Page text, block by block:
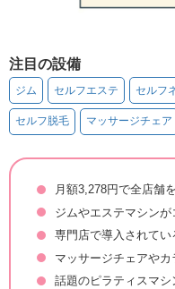
注目の設備
ジム セルフエステ セルフ
セルフ脱毛 マッサージチェア
月額3,278円で全店舗
ジムやエステマシン
専門店で導入されてい
マッサージチェアやカ
話題のピラティスマシ